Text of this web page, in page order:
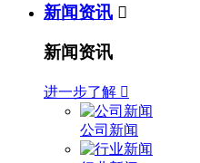
新闻资讯 
新闻资讯
进一步了解 
公司新闻